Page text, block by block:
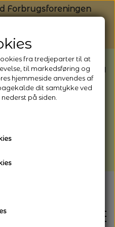
Forbrugsforeningen
har ferielukket* fra
og sender hele
at der kan være lidt
fra tredjeparter til at
til markedsføring og
hjemmeside anvendes af
dit samtykke ved
på siden.